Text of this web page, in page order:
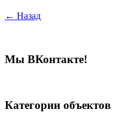
← Назад
Мы ВКонтакте!
Категории объектов